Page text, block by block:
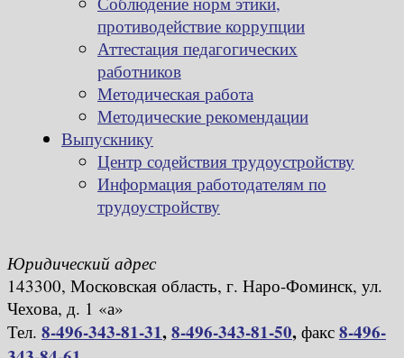
противодействие коррупции
Аттестация педагогических
работников
Методическая работа
Методические рекомендации
Выпускнику
Центр содействия трудоустройству
Информация работодателям по
трудоустройству
Юридический адрес
143300, Московская область, г. Наро-Фоминск, ул.
Чехова, д. 1 «а»
Тел. 8-496-343-81-31,8-496-343-81-50, факс 8-496-